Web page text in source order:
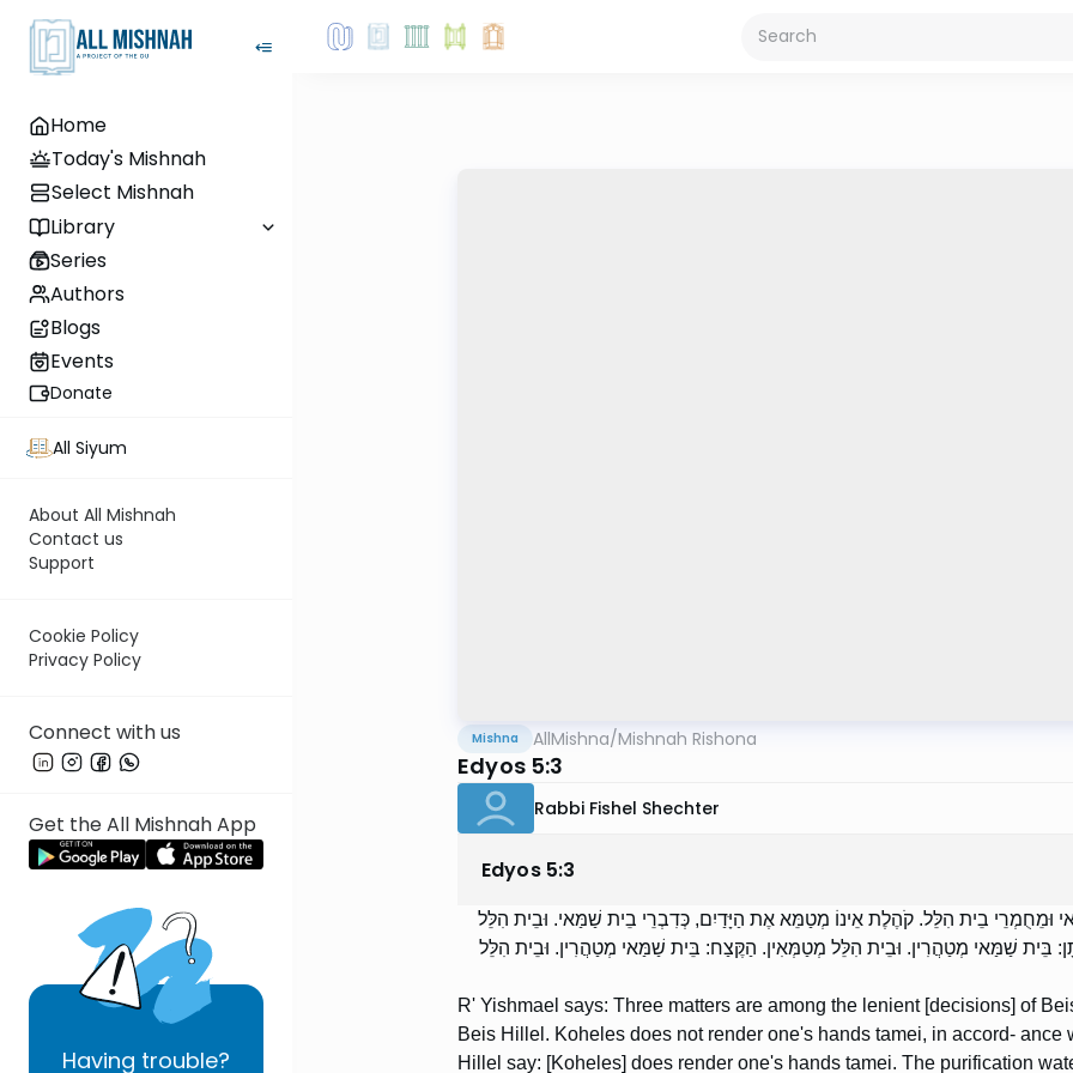
Home
Today's Mishnah
Select Mishnah
Library
Series
Authors
Blogs
Events
Donate
All Siyum
About All Mishnah
Contact us
Support
Cookie Policy
Privacy Policy
Connect with us
Get the All Mishnah App
Having trouble?
Mishna AllMishna/Mishnah Rishona
Edyos 5:3
Rabbi Fishel Shechter
Edyos 5:3
בֵית הִלֵּל. קֹהֶלֶת אֵינוֹ מְטַמֵּא אֶת הַיָּדַיִם, כְּדִבְרֵי בֵית שַׁמַּאי. וּבֵית הִלֵּל
שַׁמַּאי מְטַהֲרִין. וּבֵית הִלֵּל מְטַמְּאִין. הַקֶּצַח: בֵּית שַׁמַּאי מְטַהֲרִין. וּבֵית הִלֵּל
R' Yishmael says: Three matters are among the lenient [decisions] of
Beis Hillel. Koheles does not render one's hands tamei, in accord-
Hillel say: [Koheles] does render one's hands tamei. The purification